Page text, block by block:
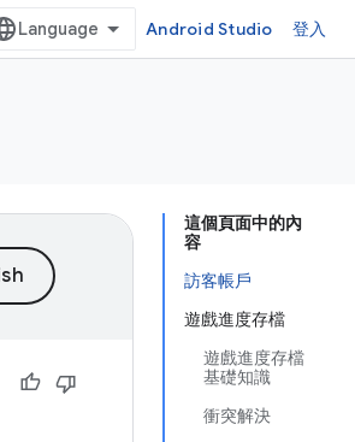
Android Studio 登入
這個頁面中的內
容
訪客帳戶
遊戲進度存檔
遊戲進度存檔
基礎知識
衝突解決